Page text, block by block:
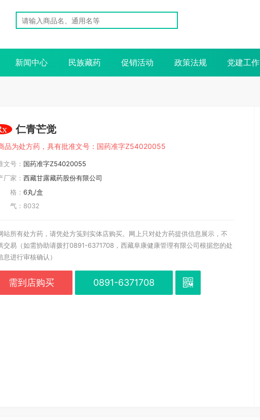
新闻中心 民族藏药 促销活动 政策法规 党建工作
仁青芒觉
品为处方药，具有批准文号：国药准字Z54020055
文号： 国药准字Z54020055
厂家： 西藏甘露藏药股份有限公司
格： 6丸/盒
气： 8032
站所有处方药，请凭处方笺到实体店购买。 网上只对处方药提供信息展示，不
交易（如需协助请拨打0891-6371708，西藏阜康健康管理有限公司根据您的处
息进行审核确认）
需到店购买 0891-6371708